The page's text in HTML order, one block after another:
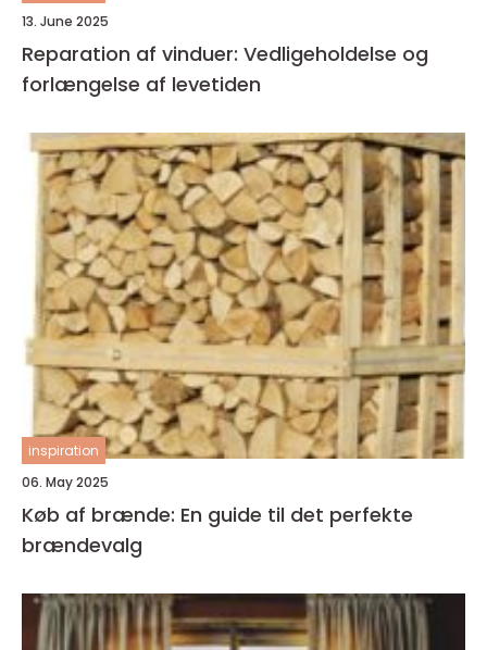
13. June 2025
Reparation af vinduer: Vedligeholdelse og
forlængelse af levetiden
inspiration
06. May 2025
Køb af brænde: En guide til det perfekte
brændevalg